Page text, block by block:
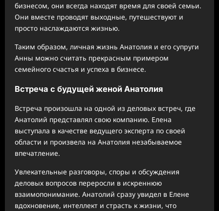
бизнесом, они всегда находят время для своей семьи.
Они вместе проводят выходные, путешествуют и
просто наслаждаются жизнью.
Таким образом, личная жизнь Анатолия и его супруги
Анны можно считать прекрасным примером
семейного счастья и успеха в бизнесе.
Встреча с будущей женой Анатолия
Встреча произошла на одной из деловых встреч, где
Анатолий представлял свою компанию. Елена
выступала в качестве ведущего эксперта по своей
области и произвела на Анатолия незабываемое
впечатление.
Увлекательные разговоры, споры и обсуждения
деловых вопросов переросли в искреннюю
взаимопонимание. Анатолий сразу увидел в Елене
вдохновение, интеллект и страсть к жизни, что